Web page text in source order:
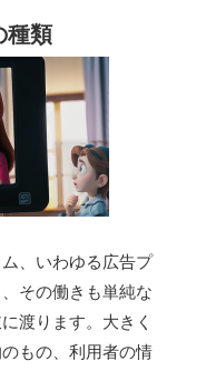
種類
、いわゆる広告プ
その働きも単純な
渡ります。大きく
もの、利用者の情